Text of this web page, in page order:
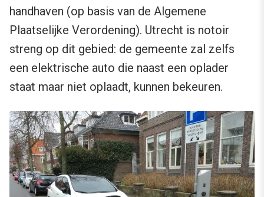
handhaven (op basis van de Algemene
Plaatselijke Verordening). Utrecht is notoir
streng op dit gebied: de gemeente zal zelfs
een elektrische auto die naast een oplader
staat maar niet oplaadt, kunnen bekeuren.